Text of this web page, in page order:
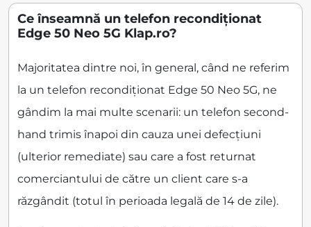
Ce înseamnă un telefon recondiționat
Edge 50 Neo 5G Klap.ro?
Majoritatea dintre noi, în general, când ne referim
la un telefon recondiționat Edge 50 Neo 5G, ne
gândim la mai multe scenarii: un telefon second-
hand trimis înapoi din cauza unei defecțiuni
(ulterior remediate) sau care a fost returnat
comerciantului de către un client care s-a
răzgândit (totul în perioada legală de 14 de zile).